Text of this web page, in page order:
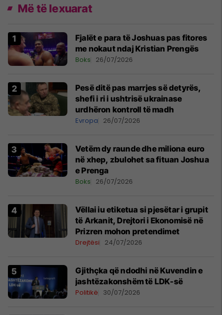
Më të lexuarat
Fjalët e para të Joshuas pas fitores
me nokaut ndaj Kristian Prengës
Boks 26/07/2026
Pesë ditë pas marrjes së detyrës,
shefi i ri i ushtrisë ukrainase
urdhëron kontroll të madh
Evropa 26/07/2026
Vetëm dy raunde dhe miliona euro
në xhep, zbulohet sa fituan Joshua
e Prenga
Boks 26/07/2026
Vëllai iu etiketua si pjesëtar i grupit
të Arkanit, Drejtori i Ekonomisë në
Prizren mohon pretendimet
Drejtësi 24/07/2026
Gjithçka që ndodhi në Kuvendin e
jashtëzakonshëm të LDK-së
Politikë 30/07/2026